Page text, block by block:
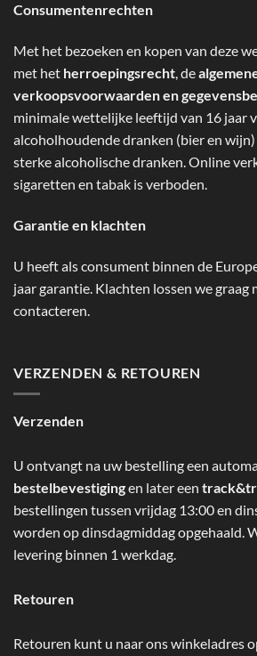
Consumentenrechten
Met het bezoeken en kopen van deze
met het herroepingsrecht, de
verkoopsvoorwaarden en
minimale wettelijke leeftijd van 16 jaar
alcoholhoudende dranken (bier en
sterke alcoholische dranken. Online
sigaretten en tabak is verboden.
Garantie en klachten
U heeft als consument binnen de
jaar garantie. Klachten lossen we graag
contacteren.
VERZENDEN & RETOUREN
Verzenden
U ontvangt na uw bestelling een
bestelbevestigingen later een
bestellingen tussen vrijdag 13:00 en
worden op dinsdagmiddag opgehaald.
levering binnen 1 werkdag.
Retouren
Retouren kunt u naar ons winkeladres